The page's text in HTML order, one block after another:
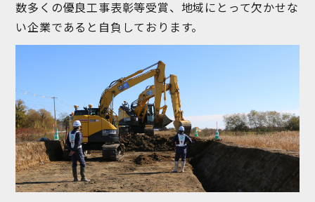
数多くの優良工事表彰等受賞、地域にとって欠かせな
い企業であると自負しております。